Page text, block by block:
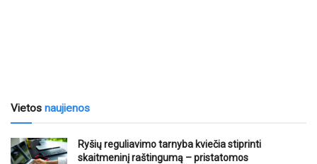
Vietos naujienos
Ryšių reguliavimo tarnyba kviečia stiprinti
skaitmeninį raštingumą – pristatomos